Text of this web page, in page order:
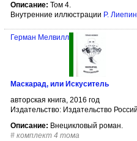
Описание: Том 4.
Внутренние иллюстрации Р.
Герман Мелвилл
Маскарад, или Искуситель
авторская книга, 2016 год
Издательство: Издательство
Описание: Внецикловый роман.
# комплект 4 тома